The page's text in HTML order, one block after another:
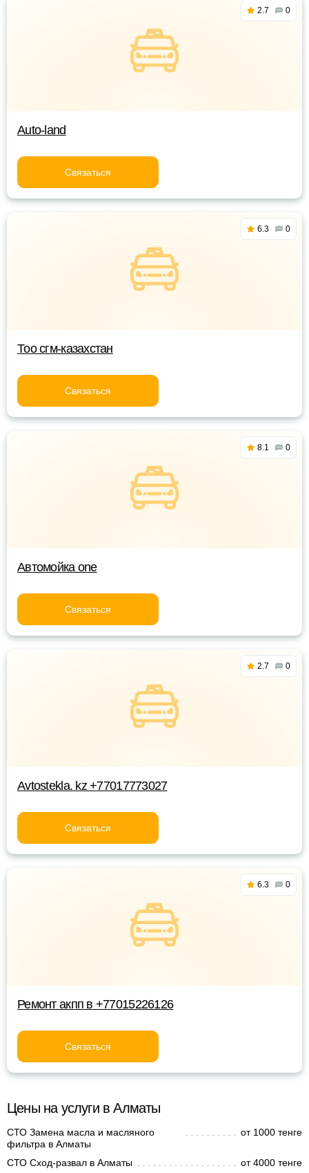
2.7 0
Auto-land
Связаться
6.3 0
Тоо сгм-казахстан
Связаться
8.1 0
Автомойка one
Связаться
2.7 0
Avtostekla. kz +77017773027
Связаться
6.3 0
Ремонт акпп в +77015226126
Связаться
Цены на услуги в Алматы
СТО Замена масла и масляного
фильтра в Алматы
от 1000 тенге
СТО Сход-развал в Алматы
от 4000 тенге